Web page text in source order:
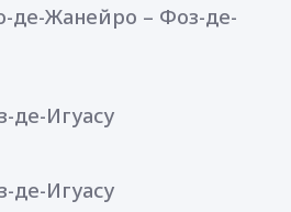
де-Жанейро – Фоз-де-
де-Игуасу
де-Игуасу